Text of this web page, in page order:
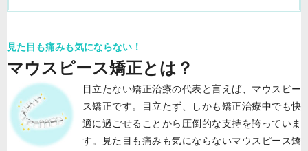
見た目も痛みも気にならない！
マウスピース矯正とは？
目立たない矯正治療の代表と言えば、マウスピー
ス矯正です。目立たず、しかも矯正治療中でも快
適に過ごせることから圧倒的な支持を誇っていま
す。見た目も痛みも気にならないマウスピース矯